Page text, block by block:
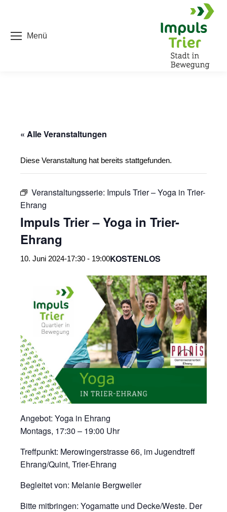
Menü
« Alle Veranstaltungen
Diese Veranstaltung hat bereits stattgefunden.
Veranstaltungsserie: Impuls Trier – Yoga in Trier-
Ehrang
Impuls Trier – Yoga in Trier-
Ehrang
10. Juni 2024-17:30 - 19:00KOSTENLOS
Angebot: Yoga in Ehrang
Montags, 17:30 – 19:00 Uhr
Treffpunkt: Merowingerstrasse 66, im Jugendtreff
Ehrang/Quint, Trier-Ehrang
Begleitet von: Melanie Bergweiler
Bitte mitbringen: Yogamatte und Decke/Weste. Der